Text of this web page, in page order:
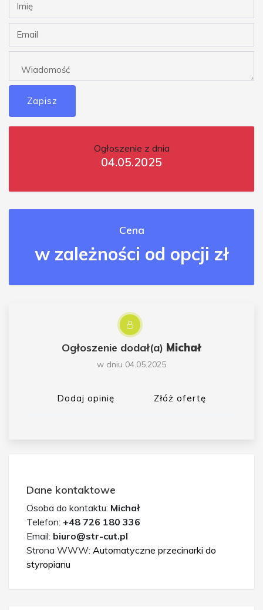
Zapisz
Ogłoszenie z dnia
04.05.2025
Cena
w zależności od opcji zł
Ogłoszenie dodał(a) Michał
w dniu 04.05.2025
Dodaj opinię Złóż ofertę
Dane kontaktowe
Osoba do kontaktu: Michał
Telefon: +48 726 180 336
Email: biuro@str-cut.pl
Strona WWW: Automatyczne przecinarki do
styropianu